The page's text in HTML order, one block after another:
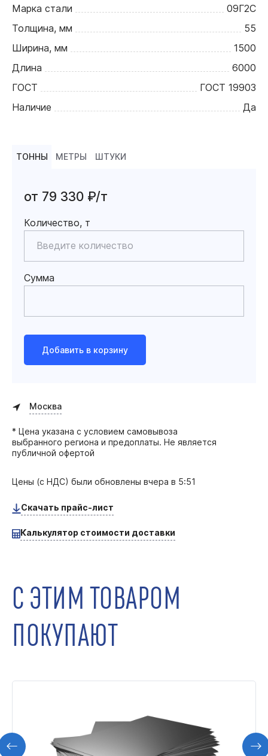
Марка стали
09Г2С
Толщина, мм
55
Ширина, мм
1500
Длина
6000
ГОСТ
ГОСТ 19903
Наличие
Да
ТОННЫ МЕТРЫ ШТУКИ
от 79 330 ₽/т
Количество, т
Сумма
Добавить в корзину
Москва
* Цена указана с условием самовывоза
выбранного региона и предоплаты. Не является
публичной офертой
Цены (с НДС) были обновлены вчера в 5:51
Скачать прайс-лист
Калькулятор стоимости доставки
С ЭТИМ ТОВАРОМ
ПОКУПАЮТ